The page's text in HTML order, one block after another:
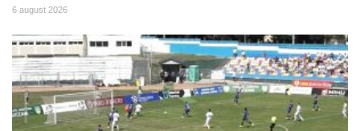
6 august 2026